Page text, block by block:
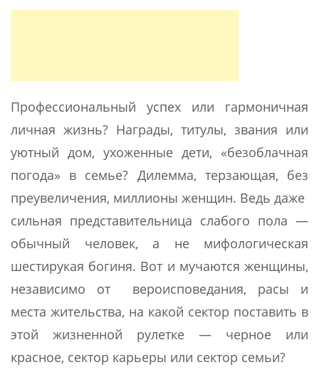
Профессиональный успех или гармоничная
личная жизнь? Награды, титулы, звания или
уютный дом, ухоженные дети, «безоблачная
погода» в семье? Дилемма, терзающая, без
преувеличения, миллионы женщин. Ведь даже
сильная представительница слабого пола —
обычный человек, а не мифологическая
шестирукая богиня. Вот и мучаются женщины,
независимо от вероисповедания, расы и
места жительства, на какой сектор поставить в
этой жизненной рулетке — черное или
красное, сектор карьеры или сектор семьи?